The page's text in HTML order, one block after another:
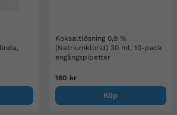
Koksaltlösning 0,9 %
(Natriumklorid) 30 ml, 10-pack
engångspipetter
160 kr
Köp